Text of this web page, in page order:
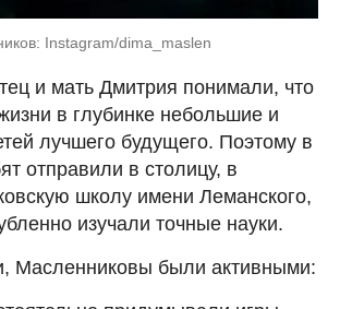
Instagram/dima_maslen
и мать Дмитрия понимали, что
в глубинке небольшие и
лучшего будущего. Поэтому в
отправили в столицу, в
школу имени Леманского,
изучали точные науки.
Масленниковы были активными: